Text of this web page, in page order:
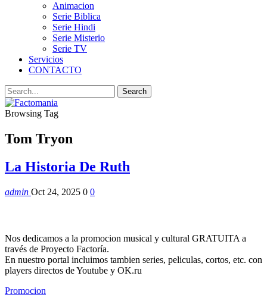
Animacion
Serie Biblica
Serie Hindi
Serie Misterio
Serie TV
Servicios
CONTACTO
Browsing Tag
Tom Tryon
La Historia De Ruth
admin Oct 24, 2025 0 0
Nos dedicamos a la promocion musical y cultural GRATUITA a
través de Proyecto Factoría.
En nuestro portal incluimos tambien series, peliculas, cortos, etc. con
players directos de Youtube y OK.ru
Promocion